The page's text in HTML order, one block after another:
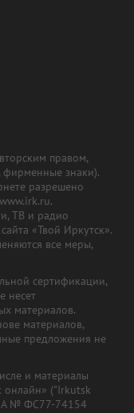
правом,
фирменные знаки).
разрешено
ТВ и радио
«Твой Иркутск».
все меры,
сертификации,
несет
материалов.
материалов,
предложения не
и материалы
онлайн» ("Irkutsk
№ ФС77-74154